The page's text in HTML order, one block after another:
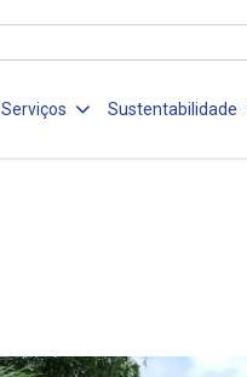
Serviços Sustentabilidade